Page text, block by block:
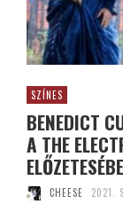
SZÍNES
BENEDICT
A THE
CHEESE 2021.